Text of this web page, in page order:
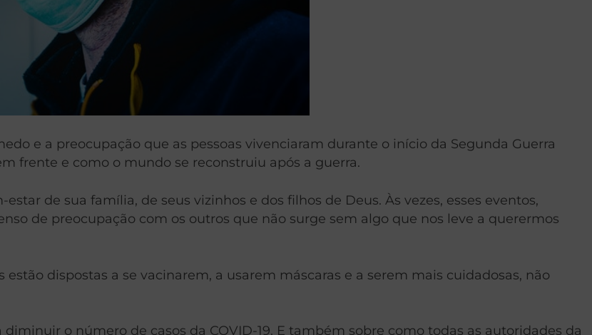
e a preocupação que as pessoas vivenciaram durante o início da Segunda Guerra
frente e como o mundo se reconstruiu após a guerra.
de sua família, de seus vizinhos e dos filhos de Deus. Às vezes, esses eventos,
de preocupação com os outros que não surge sem algo que nos leve a querermos
dispostas a se vacinarem, a usarem máscaras e a serem mais cuidadosas, não
o número de casos da COVID-19. E também sobre como todas as autoridades da